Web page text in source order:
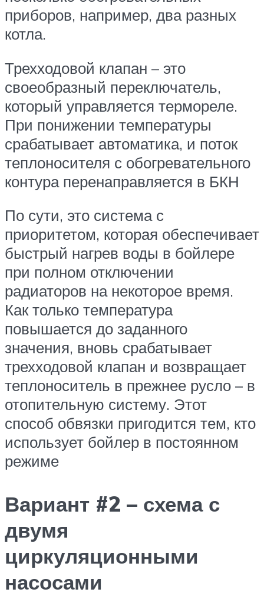
приборов, например, два разных
котла.
Трехходовой клапан – это
своеобразный переключатель,
который управляется термореле.
При понижении температуры
срабатывает автоматика, и поток
теплоносителя с обогревательного
контура перенаправляется в БКН
По сути, это система с
приоритетом, которая обеспечивает
быстрый нагрев воды в бойлере
при полном отключении
радиаторов на некоторое время.
Как только температура
повышается до заданного
значения, вновь срабатывает
трехходовой клапан и возвращает
теплоноситель в прежнее русло – в
отопительную систему. Этот
способ обвязки пригодится тем, кто
использует бойлер в постоянном
режиме
Вариант #2 – схема с
двумя
циркуляционными
насосами